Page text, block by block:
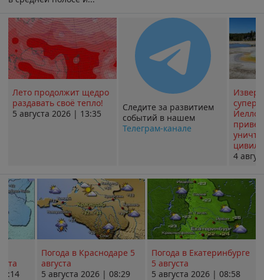
Лето продолжит щедро
раздавать своё тепло!
5 августа 2026 | 13:35
Следите за развитием
событий в нашем
Телеграм-канале
4
Погода в Краснодаре 5
августа
5 августа 2026 | 08:29
Погода в Екатеринбурге
5 августа
5 августа 2026 | 08:58